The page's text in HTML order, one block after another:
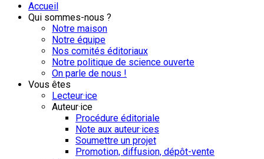
Accueil
Qui sommes-nous ?
Notre maison
Notre équipe
Nos comités éditoriaux
Notre politique de science ouverte
On parle de nous !
Vous êtes
Lecteur·ice
Auteur·ice
Procédure éditoriale
Note aux auteur·ices
Soumettre un projet
Promotion, diffusion, dépôt-vente